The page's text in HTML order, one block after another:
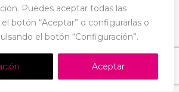
Puedes aceptar todas las
botón “Aceptar” o configurarlas o
el botón “Configuración”.
Aceptar